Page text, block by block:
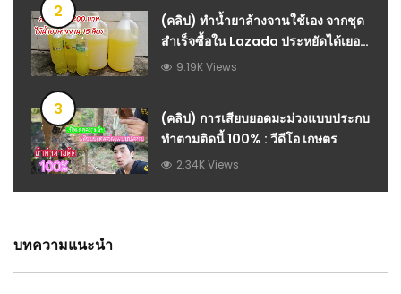
2
(คลิป) ทําน้ำยาล้างจานใช้เอง จากชุด
สำเร็จซื้อใน Lazada ประหยัดได้เยอะ
มาก : วีดีโอ เกษตร
9.19K Views
3
(คลิป) การเสียบยอดมะม่วงแบบประกบ
ทำตามติดนี้ 100% : วีดีโอ เกษตร
2.34K Views
บทความแนะนำ